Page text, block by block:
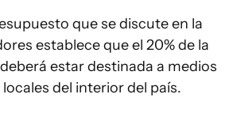
que se discute en la
establece que el 20% de la
estar destinada a medios
del interior del país.